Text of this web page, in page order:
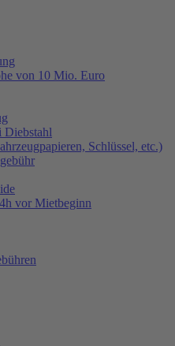
von 10 Mio. Euro
Diebstahl
Schlüssel, etc.)
vor Mietbeginn